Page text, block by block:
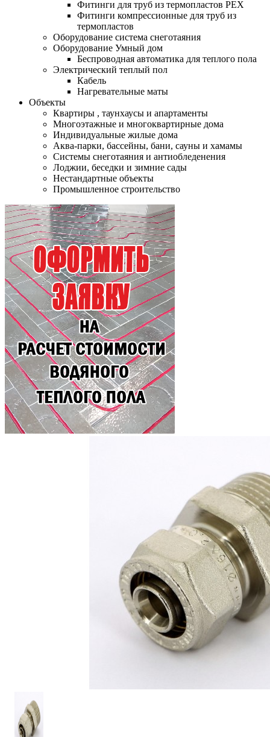
Фитинги для труб из термопластов PEX
Фитинги компрессионные для труб из
термопластов
Оборудование система снеготаяния
Оборудование Умный дом
Беспроводная автоматика для теплого пола
Электрический теплый пол
Кабель
Нагревательные маты
Объекты
Квартиры , таунхаусы и апартаменты
Многоэтажные и многоквартирные дома
Индивидуальные жилые дома
Аква-парки, бассейны, бани, сауны и хамамы
Системы снеготаяния и антиобледенения
Лоджии, беседки и зимние сады
Нестандартные объекты
Промышленное строительство